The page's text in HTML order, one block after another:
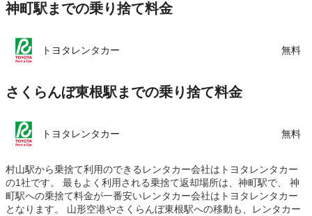
神町駅までの乗り捨て料金
トヨタレンタカー 無料
さくらんぼ東根駅までの乗り捨て料金
トヨタレンタカー 無料
村山駅から乗捨て利用のできるレンタカー会社はトヨタレンタカー
の1社です。 最もよく利用される乗捨て返却場所は、神町駅で、 神
町駅への乗捨て料金が一番安いレンタカー会社はトヨタレンタカー
となります。 山形空港やさくらんぼ東根駅への移動も、レンタカー